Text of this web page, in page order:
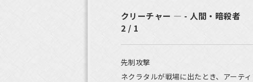
クリーチャー ― - 人間・暗殺者
2 / 1
先制攻撃
ネクラタルが戦場に出たとき、アーテ